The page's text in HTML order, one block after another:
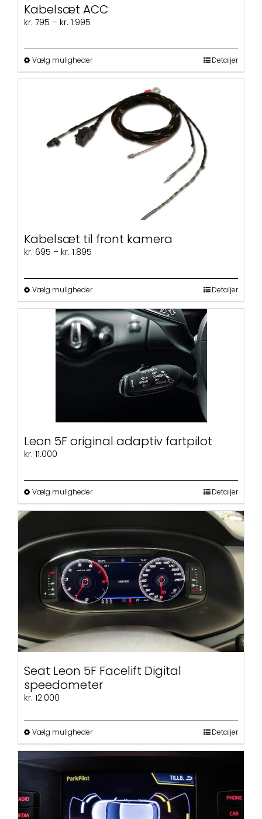
Kabelsæt ACC
kr. 795 – kr. 1.995
kr. 1.995
Vælg mulighederDette
vare
varianter.
Mulighederne
kan
vælges
Detaljer
Kabelsæt til front kamera
kr. 695 – kr. 1.895
kr. 1.895
Vælg mulighederDette
vare
har
flere
varianter.
Mulighederne
varesiden
Detaljer
Leon 5F original adaptiv fartpilot
kr. 11.000
Vælg mulighederDette
vare
flere
Mulighederne
kan
vælges
på
varesiden
Detaljer
Seat Leon 5F Facelift Digital
speedometer
kr. 12.000
Vælg mulighederDette
vare
har
Mulighederne
kan
vælges
Detaljer